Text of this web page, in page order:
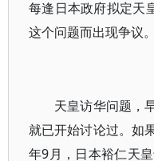
每逢日本政府拟定天
这个问题而出现争议。
天皇访华问题，
就已开始讨论过。如
年9月，日本裕仁天